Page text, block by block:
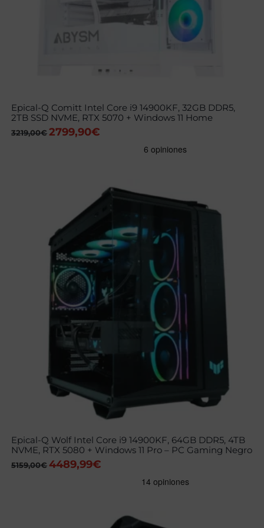
Epical-Q Comitt Intel Core i9 14900KF, 32GB DDR5,
2TB SSD NVME, RTX 5070 + Windows 11 Home
3219,00€ El
2799,90€
Epical-Q Wolf Intel Core i9 14900KF, 64GB DDR5, 4TB
NVME, RTX 5080 + Windows 11 Pro – PC Gaming Negro
5159,00€ El
4489,99€